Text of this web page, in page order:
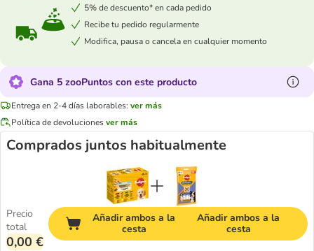
5% de descuento* en cada pedido
Recibe tu pedido regularmente
Modifica, pausa o cancela en cualquier momento
Gana 5 zooPuntos con este producto
Entrega en 2-4 días laborables: ver más
Política de devolucionesver más
Comprados juntos habitualmente
Precio
total
0,00 €
Añadir ambos a la
cesta
Añadir ambos a la
cesta